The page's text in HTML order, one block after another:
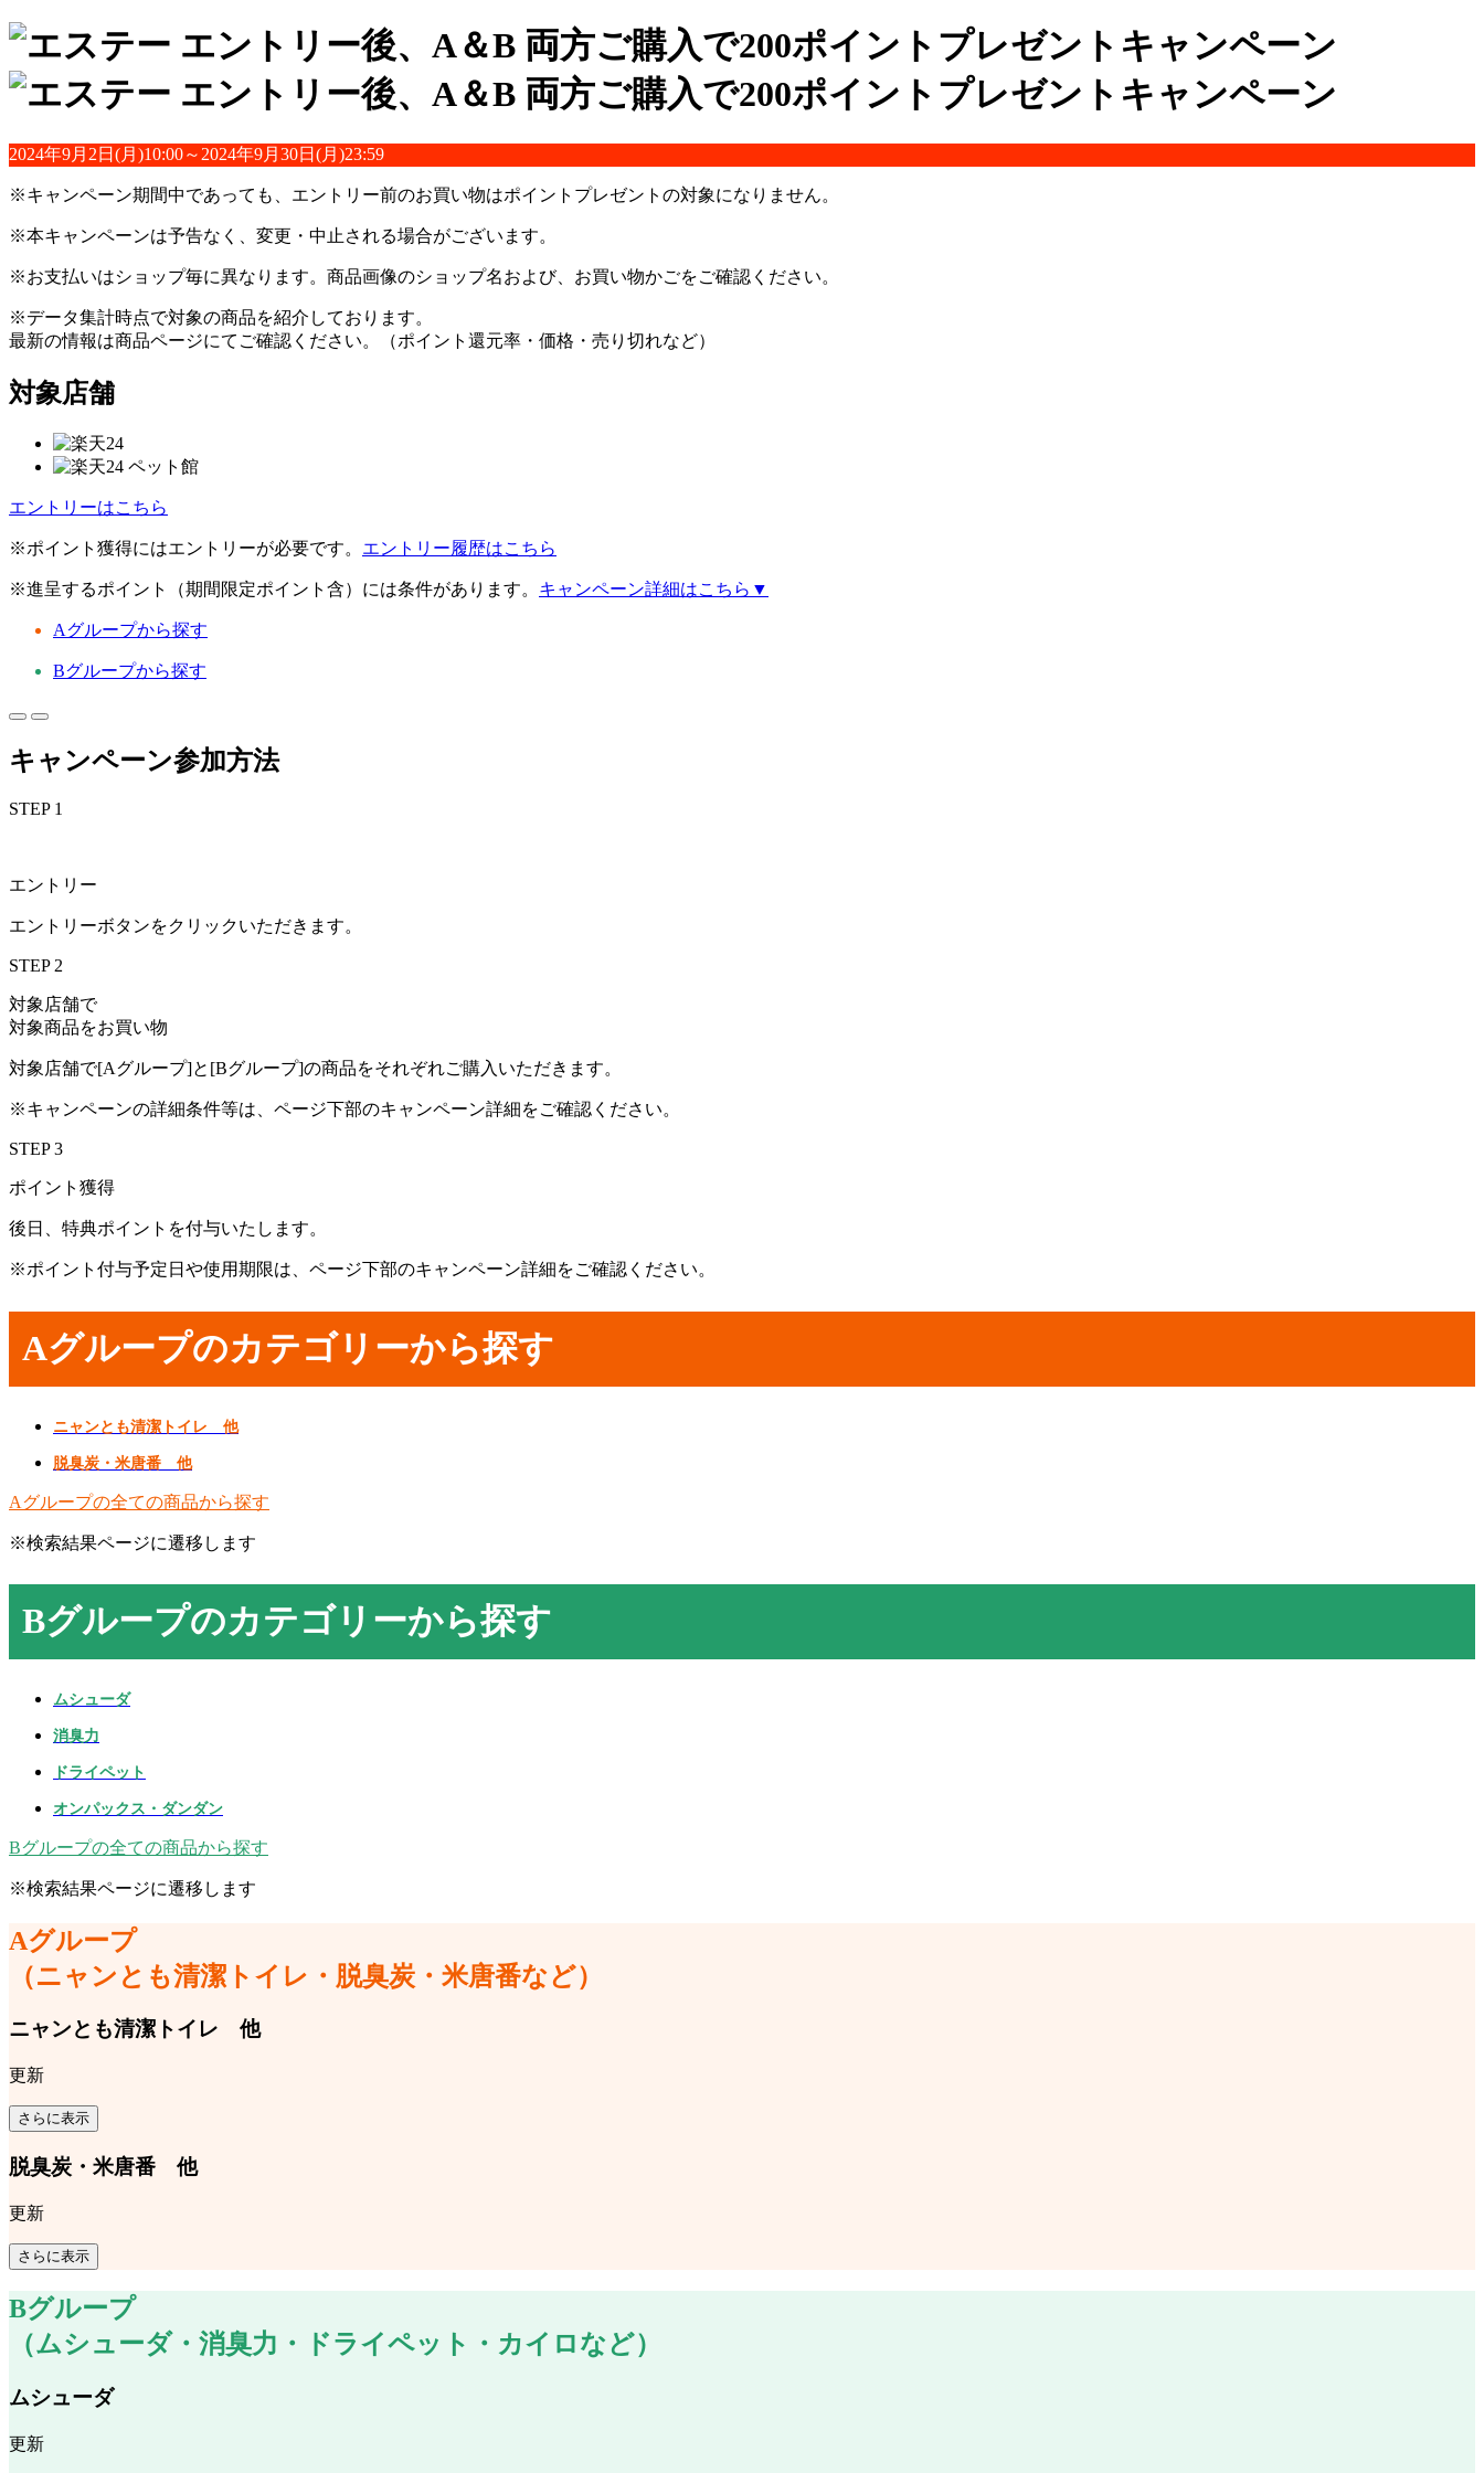
2024年9月2日(月)10:00～2024年9月30日(月)23:59
※キャンペーン期間中であっても、エントリー前のお買い物はポイントプレゼントの対象になりません。
※本キャンペーンは予告なく、変更・中止される場合がございます。
※お支払いはショップ毎に異なります。商品画像のショップ名および、お買い物かごをご確認ください。
※データ集計時点で対象の商品を紹介しております。
最新の情報は商品ページにてご確認ください。（ポイント還元率・価格・売り切れなど）
対象店舗
エントリーはこちら
※ポイント獲得にはエントリーが必要です。 エントリー履歴はこちら
※進呈するポイント（期間限定ポイント含）には条件があります。 キャンペーン詳細はこちら▼
Aグループから探す
Bグループから探す
キャンペーン参加方法
STEP 1
エントリー
エントリーボタンをクリックいただきます。
STEP 2
対象店舗で
対象商品をお買い物
対象店舗で[Aグループ]と[Bグループ]の商品をそれぞれご購入いただきます。
※キャンペーンの詳細条件等は、ページ下部のキャンペーン詳細をご確認ください。
STEP 3
ポイント獲得
後日、特典ポイントを付与いたします。
※ポイント付与予定日や使用期限は、ページ下部のキャンペーン詳細をご確認ください。
Aグループのカテゴリーから探す
ニャンとも清潔トイレ 他
脱臭炭・米唐番 他
Aグループの全ての商品から探す
※検索結果ページに遷移します
Bグループのカテゴリーから探す
ムシューダ
消臭力
ドライペット
オンパックス・ダンダン
Bグループの全ての商品から探す
※検索結果ページに遷移します
Aグループ
（ニャンとも清潔トイレ・脱臭炭・米唐番など）
ニャンとも清潔トイレ 他
更新
さらに表示
脱臭炭・米唐番 他
更新
さらに表示
Bグループ
（ムシューダ・消臭力・ドライペット・カイロなど）
ムシューダ
更新